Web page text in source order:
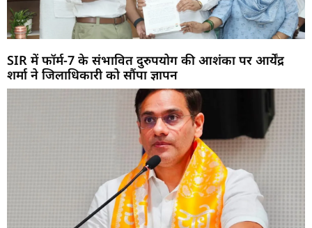
SIR में फॉर्म-7 के संभावित दुरुपयोग की आशंका पर आर्येंद्र
शर्मा ने जिलाधिकारी को सौंपा ज्ञापन